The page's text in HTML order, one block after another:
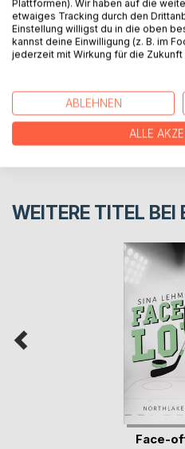
AUTOR/IN
PRESSESTIMMEN
REZENSIONEN
WEITERE TITEL BEI
Face-
Plattformen). Wir haben auf die
etwaiges Tracking durch den
Einstellung willigst du in die oben
kannst deine Einwilligung (z. B. im
jederzeit mit Wirkung für die
ABLEHNEN
ALLE